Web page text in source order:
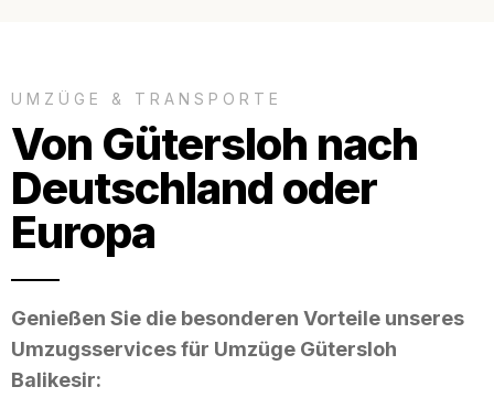
UMZÜGE & TRANSPORTE
Von Gütersloh nach
Deutschland oder
Europa
Genießen Sie die besonderen Vorteile unseres
Umzugsservices für Umzüge Gütersloh
Balikesir: